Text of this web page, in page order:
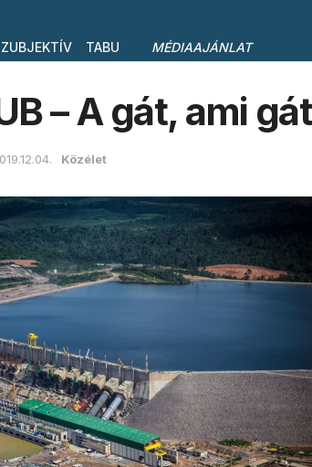
TABU MÉDIAAJÁNLAT
– A gát, ami
Közélet